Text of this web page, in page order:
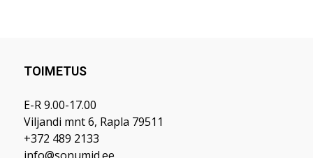
TOIMETUS
E-R 9.00-17.00
Viljandi mnt 6, Rapla 79511
+372 489 2133
info@sonumid.ee